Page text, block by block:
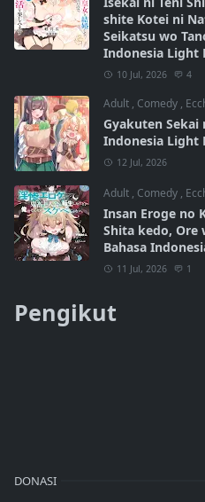
shite Kotei ni
Seikatsu wo
Indonesia Light
10 Jul, 2026 4
Adult , Comedy ,
Gyakuten Sekai
Indonesia Light
12 Jul, 2026
Adult , Comedy ,
Insan Eroge no
Shita kedo, Ore
Bahasa
11 Jul, 2026 1
Pengikut
DONASI